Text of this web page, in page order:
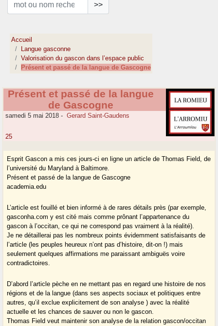
>>
Accueil
Langue gasconne
Valorisation du gascon dans l’espace public
Présent et passé de la langue de Gascogne
Présent et passé de la langue
de Gascogne
samedi 5 mai 2018 - Gerard Saint-Gaudens
25
Esprit Gascon a mis ces jours-ci en ligne un article de Thomas Field, de
l’université du Maryland à Baltimore.
Présent et passé de la langue de Gascogne
academia.edu
L’article est fouillé et bien informé à de rares détails près (par exemple,
gasconha.com y est cité mais comme prônant l’appartenance du
gascon à l’occitan, ce qui ne correspond pas vraiment à la réalité).
Je ne détaillerai pas les nombreux points évidemment satisfaisants de
l’article (les peuples heureux n’ont pas d’histoire, dit-on !) mais
seulement quelques affirmations me paraissant ambiguës voire
contradictoires.
D’abord l’article pèche en ne mettant pas en regard une histoire de nos
régions et de la langue (dans ses aspects sociaux et politiques entre
autres, qu’il exclue explicitement de son analyse ) avec la réalité
actuelle et les chances de sauver ou non le gascon.
Thomas Field veut maintenir son analyse de la relation gascon/occitan